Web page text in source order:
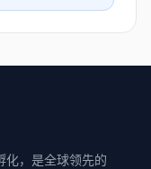
化，是全球领先的